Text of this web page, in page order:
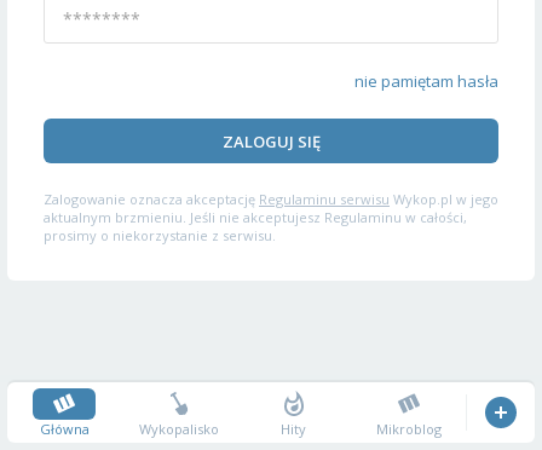
nie pamiętam hasła
ZALOGUJ SIĘ
Zalogowanie oznacza akceptację Regulaminu serwisu Wykop.pl w jego
aktualnym brzmieniu. Jeśli nie akceptujesz Regulaminu w całości,
prosimy o niekorzystanie z serwisu.
Główna Wykopalisko Hity Mikroblog